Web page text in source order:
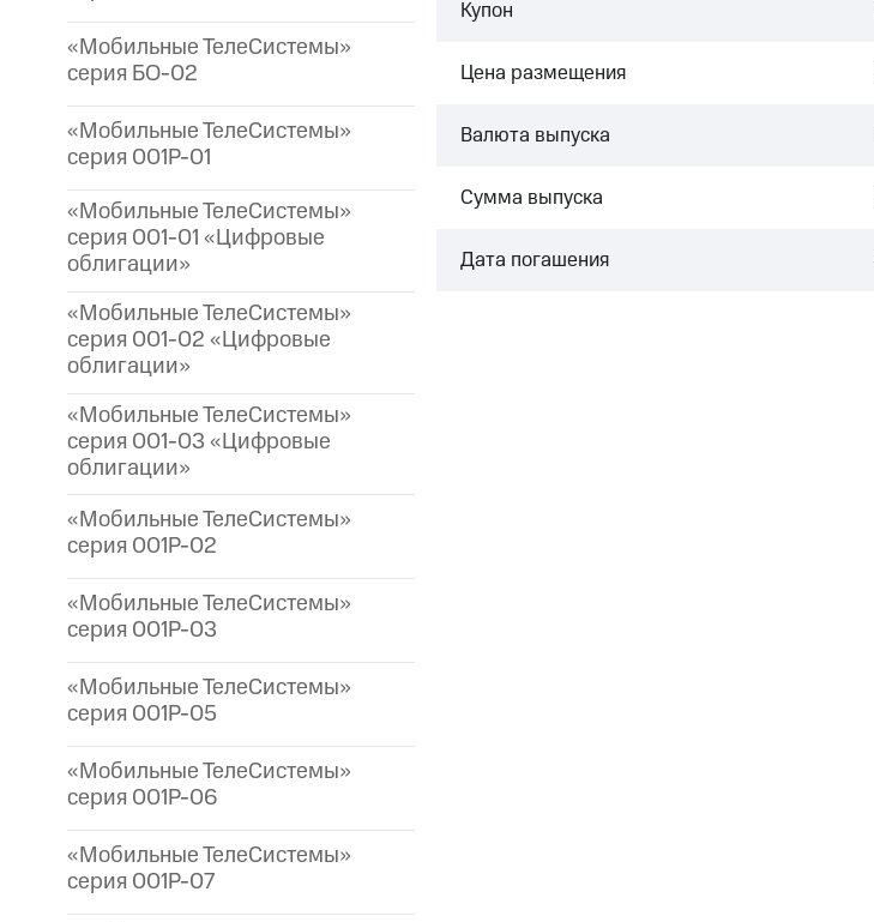
«Мобильные ТелеСистемы»
серия БО-02
«Мобильные ТелеСистемы»
серия 001P-01
«Мобильные ТелеСистемы»
серия 001-01 «Цифровые
облигации»
«Мобильные ТелеСистемы»
серия 001-02 «Цифровые
облигации»
«Мобильные ТелеСистемы»
серия 001-03 «Цифровые
облигации»
«Мобильные ТелеСистемы»
серия 001P-02
«Мобильные ТелеСистемы»
серия 001P-03
«Мобильные ТелеСистемы»
серия 001P-05
«Мобильные ТелеСистемы»
серия 001P-06
«Мобильные ТелеСистемы»
серия 001P-07
Купон
Цена размещения
Валюта выпуска
Сумма выпуска
Дата погашения